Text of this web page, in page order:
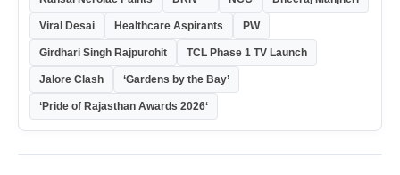
Viral Desai Healthcare Aspirants PW
Girdhari Singh Rajpurohit TCL Phase 1 TV Launch
Jalore Clash ‘Gardens by the Bay’
‘Pride of Rajasthan Awards 2026‘